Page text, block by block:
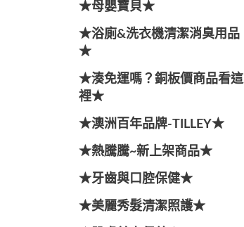
★母嬰寶貝★
★浴廁&洗衣機清潔消臭用品
★
★湊免運嗎？銅板價商品看這
裡★
★澳洲百年品牌-TILLEY★
★熱騰騰~新上架商品★
★牙齒與口腔保健★
★美麗秀髮清潔照護★